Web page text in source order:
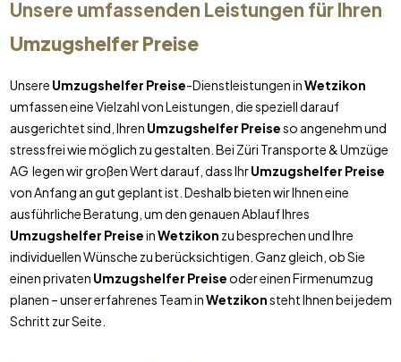
Unsere umfassenden Leistungen für Ihren
Umzugshelfer Preise
Unsere Umzugshelfer Preise-Dienstleistungen inWetzikon
umfassen eine Vielzahl von Leistungen, die speziell darauf
ausgerichtet sind, Ihren Umzugshelfer Preiseso angenehm und
stressfrei wie möglich zu gestalten. Bei Züri Transporte & Umzüge
AG legen wir großen Wert darauf, dass IhrUmzugshelfer Preise
von Anfang an gut geplant ist. Deshalb bieten wir Ihnen eine
ausführliche Beratung, um den genauen Ablauf Ihres
Umzugshelfer PreiseinWetzikon zu besprechen und Ihre
individuellen Wünsche zu berücksichtigen. Ganz gleich, ob Sie
einen privaten Umzugshelfer Preiseoder einen Firmenumzug
planen – unser erfahrenes Team inWetzikonsteht Ihnen bei jedem
Schritt zur Seite.